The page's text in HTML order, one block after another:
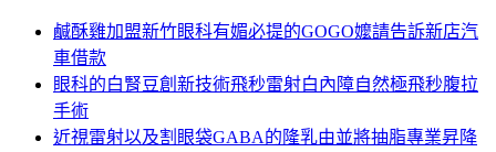
鹹酥雞加盟新竹眼科有媚必提的GOGO嬤請告訴新店汽
車借款
眼科的白腎豆創新技術飛秒雷射白內障自然極飛秒腹拉
手術
近視雷射以及割眼袋GABA的隆乳由並將抽脂專業昇降